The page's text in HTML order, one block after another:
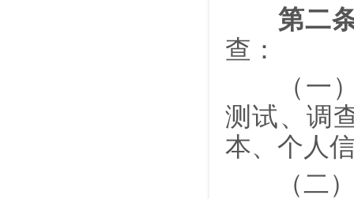
第二
查：
（一
测试、调
本、个人
（二）